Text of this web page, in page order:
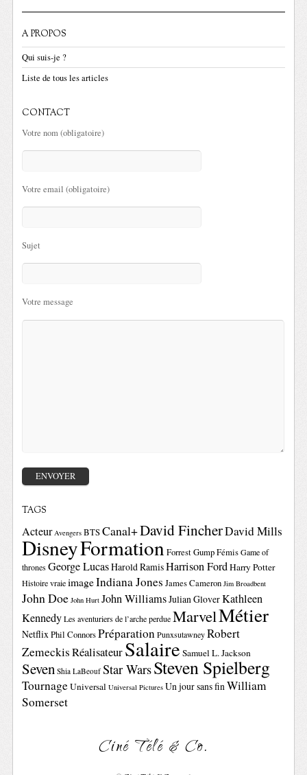
A PROPOS
Qui suis-je ?
Liste de tous les articles
CONTACT
Votre nom (obligatoire)
Votre email (obligatoire)
Sujet
Votre message
TAGS
Acteur Avengers BTSCanal+David FincherDavid Mills
DisneyFormation Forrest GumpFémis Game of
thrones George LucasHarold RamisHarrison FordHarry Potter
Histoire vraie imageIndiana Jones James Cameron Jim Broadbent
John Doe John Hurt John WilliamsJulian GloverKathleen
Kennedy Les aventuriers de l’arche perdue MarvelMétier
Netflix Phil ConnorsPréparation Punxsutawney Robert
ZemeckisRéalisateurSalaire Samuel L. Jackson
Seven Shia LaBeouf Star WarsSteven Spielberg
TournageUniversal Universal Pictures Un jour sans fin William
Somerset
Ciné Télé & Co.